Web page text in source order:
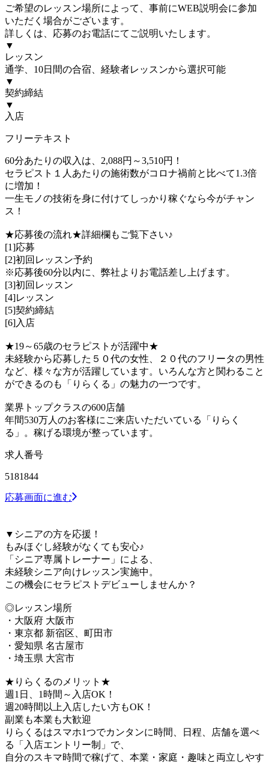
ご希望のレッスン場所によって、事前にWEB説明会に参加
いただく場合がございます。
詳しくは、応募のお電話にてご説明いたします。
▼
レッスン
通学、10日間の合宿、経験者レッスンから選択可能
▼
契約締結
▼
入店
フリーテキスト
60分あたりの収入は、2,088円～3,510円！
セラピスト１人あたりの施術数がコロナ禍前と比べて1.3倍
に増加！
一生モノの技術を身に付けてしっかり稼ぐなら今がチャン
ス！
★応募後の流れ★詳細欄もご覧下さい♪
[1]応募
[2]初回レッスン予約
※応募後60分以内に、弊社よりお電話差し上げます。
[3]初回レッスン
[4]レッスン
[5]契約締結
[6]入店
★19～65歳のセラピストが活躍中★
未経験から応募した５０代の女性、２０代のフリータの男性
など、様々な方が活躍しています。いろんな方と関わること
ができるのも「りらくる」の魅力の一つです。
業界トップクラスの600店舗
年間530万人のお客様にご来店いただいている「りらく
る」。稼げる環境が整っています。
求人番号
5181844
応募画面に進む
▼シニアの方を応援！
もみほぐし経験がなくても安心♪
「シニア専属トレーナー」による、
未経験シニア向けレッスン実施中。
この機会にセラピストデビューしませんか？
◎レッスン場所
・大阪府 大阪市
・東京都 新宿区、町田市
・愛知県 名古屋市
・埼玉県 大宮市
★りらくるのメリット★
週1日、1時間～入店OK！
週20時間以上入店したい方もOK！
副業も本業も大歓迎
りらくるはスマホ1つでカンタンに時間、日程、店舗を選べ
る「入店エントリー制」で、
​自分のスキマ時間で稼げて、本業・家庭・趣味と両立しやす